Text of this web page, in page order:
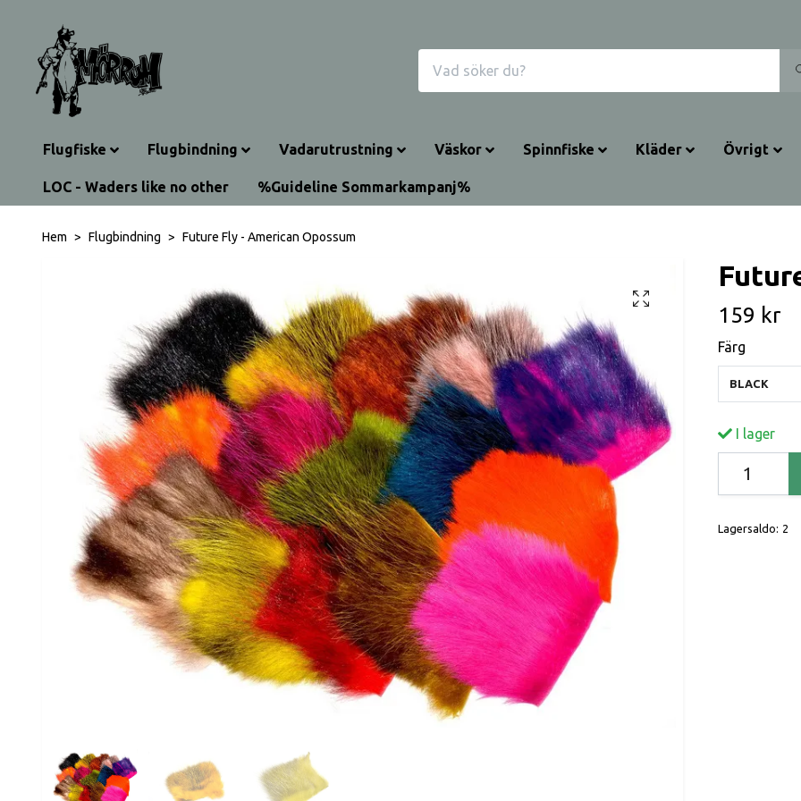
Flugfiske Flugbindning Vadarutrustning Väskor Spinnfiske Kläder Övrigt
LOC - Waders like no other %Guideline Sommarkampanj%
Hem Flugbindning Future Fly - American Opossum
159 kr
Färg
BLACK
I lager
Lagersaldo: 2